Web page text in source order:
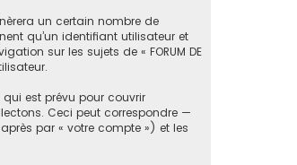
un certain nombre de
qu’un identifiant utilisateur et
sur les sujets de « FORUM DE
qui est prévu pour couvrir
Ceci peut correspondre —
par « votre compte ») et les